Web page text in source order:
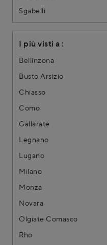
Sgabelli
I più visti a :
Bellinzona
Busto Arsizio
Chiasso
Como
Gallarate
Legnano
Lugano
Milano
Monza
Novara
Olgiate Comasco
Rho